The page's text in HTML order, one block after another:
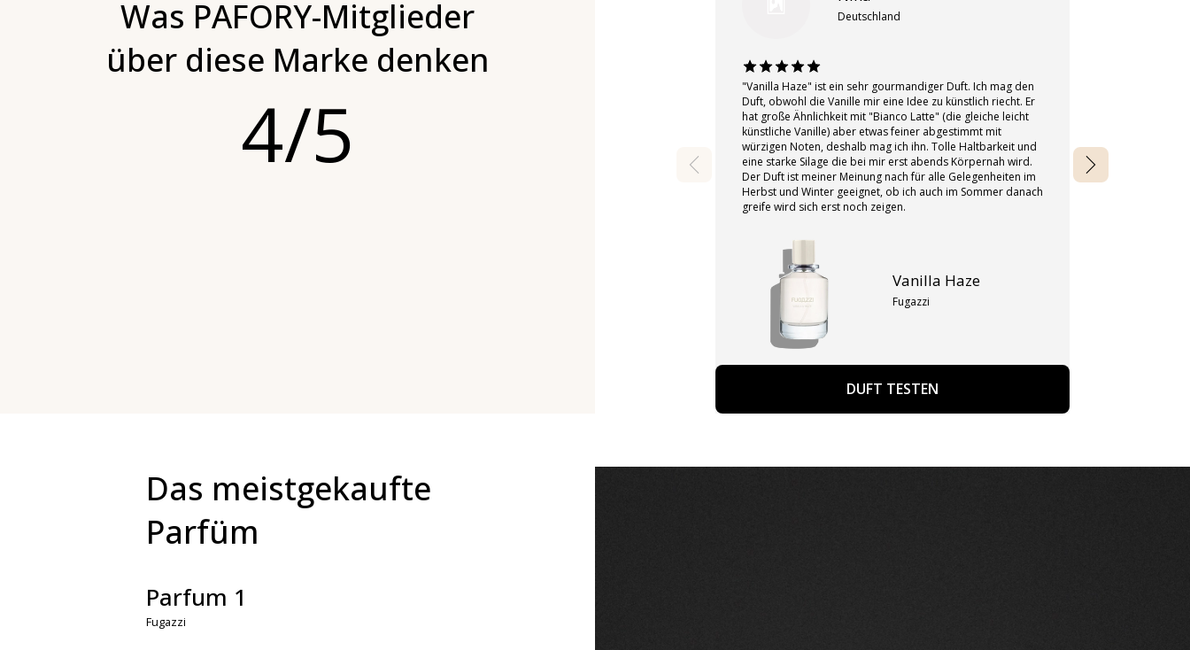
Was PAFORY-Mitglieder
über diese Marke denken
4/5
Deutschland
"Vanilla Haze" ist ein sehr gourmandiger Duft. Ich mag den
Duft, obwohl die Vanille mir eine Idee zu künstlich riecht. Er
hat große Ähnlichkeit mit "Bianco Latte" (die gleiche leicht
künstliche Vanille) aber etwas feiner abgestimmt mit
würzigen Noten, deshalb mag ich ihn. Tolle Haltbarkeit und
eine starke Silage die bei mir erst abends Körpernah wird.
Der Duft ist meiner Meinung nach für alle Gelegenheiten im
Herbst und Winter geeignet, ob ich auch im Sommer danach
greife wird sich erst noch zeigen.
Vanilla Haze
Fugazzi
DUFT TESTEN
Das meistgekaufte
Parfüm
Parfum 1
Fugazzi